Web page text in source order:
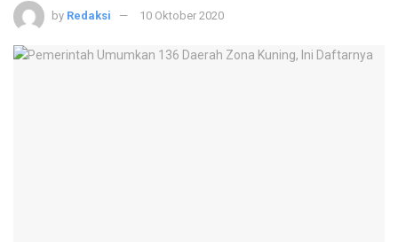
by Redaksi 10 Oktober 2020